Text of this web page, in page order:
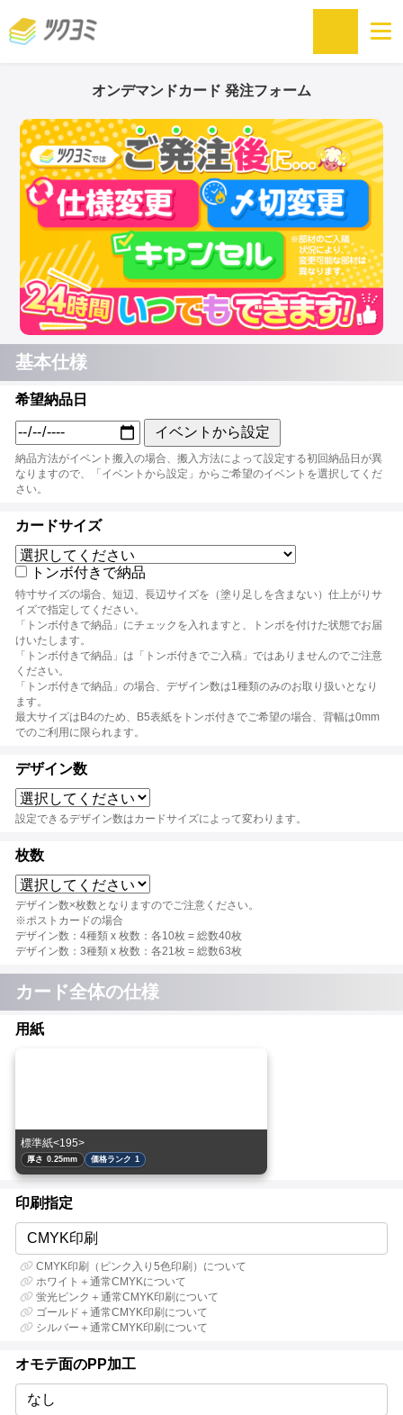
オンデマンドカード 発注フォーム
基本仕様
希望納品日
イベントから設定
納品方法がイベント搬入の場合、搬入方法によって設定する初回納品日が異
なりますので、「イベントから設定」からご希望のイベントを選択してくだ
さい。
カードサイズ
トンボ付きで納品
特寸サイズの場合、短辺、長辺サイズを（塗り足しを含まない）仕上がりサ
イズで指定してください。
「トンボ付きで納品」にチェックを入れますと、トンボを付けた状態でお届
けいたします。
「トンボ付きで納品」は「トンボ付きでご入稿」ではありませんのでご注意
ください。
「トンボ付きで納品」の場合、デザイン数は1種類のみのお取り扱いとなり
ます。
最大サイズはB4のため、B5表紙をトンボ付きでご希望の場合、背幅は0mm
でのご利用に限られます。
デザイン数
設定できるデザイン数はカードサイズによって変わります。
枚数
デザイン数×枚数となりますのでご注意ください。
※ポストカードの場合
デザイン数：4種類 x 枚数：各10枚 = 総数40枚
デザイン数：3種類 x 枚数：各21枚 = 総数63枚
カード全体の仕様
用紙
標準紙<195>
厚さ 0.25mm 価格ランク 1
印刷指定
CMYK印刷
CMYK印刷（ピンク入り5色印刷）について
ホワイト＋通常CMYKについて
蛍光ピンク＋通常CMYK印刷について
ゴールド＋通常CMYK印刷について
シルバー＋通常CMYK印刷について
オモテ面のPP加工
なし